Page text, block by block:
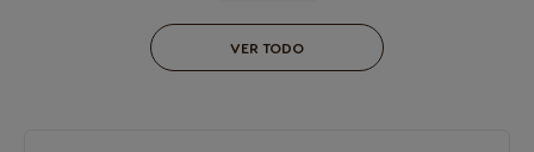
VER TODO